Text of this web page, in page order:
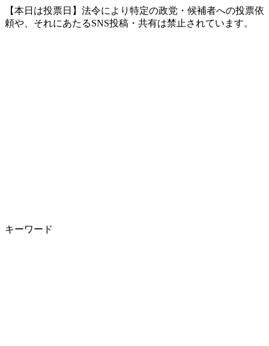
【本日は投票日】法令により特定の政党・候補者への投票依
頼や、それにあたるSNS投稿・共有は禁止されています。
キーワード